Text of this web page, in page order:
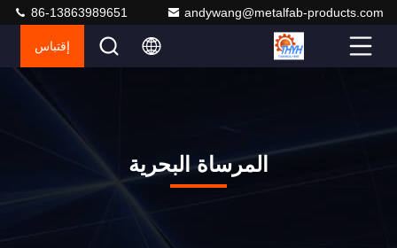
andywang@metalfab-products.com
86-13863989651
إقتباس
المرساة البحرية